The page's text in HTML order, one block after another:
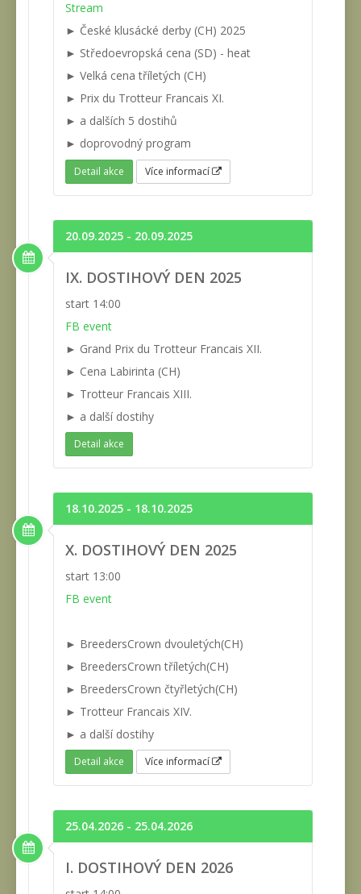
Stream
► České klusácké derby (CH) 2025
► Středoevropská cena (SD) - heat
► Velká cena tříletých (CH)
► Prix du Trotteur Francais XI.
► a dalších 5 dostihů
► doprovodný program
Detail akce Více informací
20.09.2025 - 20.09.2025
IX. DOSTIHOVÝ DEN 2025
start 14:00
FB event
► Grand Prix du Trotteur Francais XII.
► Cena Labirinta (CH)
► Trotteur Francais XIII.
► a další dostihy
Detail akce
18.10.2025 - 18.10.2025
X. DOSTIHOVÝ DEN 2025
start 13:00
FB event
► BreedersCrown dvouletých(CH)
► BreedersCrown tříletých(CH)
► BreedersCrown čtyřletých(CH)
► Trotteur Francais XIV.
► a další dostihy
Detail akce Více informací
25.04.2026 - 25.04.2026
I. DOSTIHOVÝ DEN 2026